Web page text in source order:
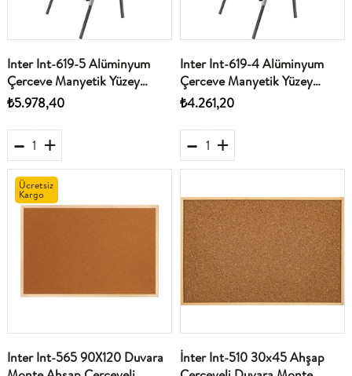
Inter Int-619-5 Alüminyum
Çerceve Manyetik Yüzey
Teleskopik Ayakli Beyaz Yazi
Tahtasi 80X120
₺5.978,40
Inter Int-619-4 Alüminyum
Çerceve Manyetik Yüzey
Teleskopik Ayakli Yazi Tahtasi
70X100
₺4.261,20
Inter Int-565 90X120 Duvara
Ücretsiz
Kargo
İnter Int-510 30x45 Ahşap